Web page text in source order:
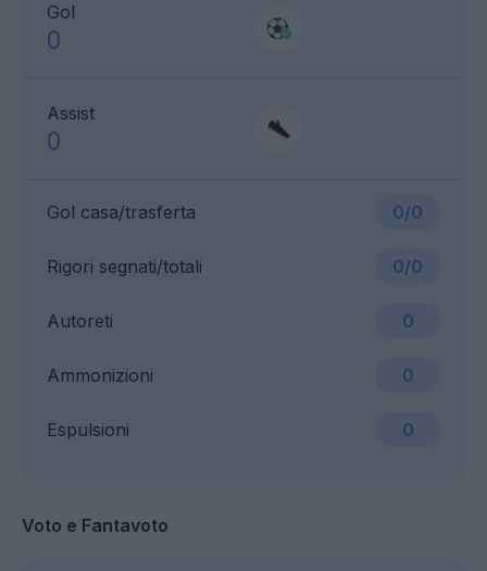
Gol
0
Assist
0
Gol casa/trasferta 0/0
Ammonizioni 0
Rigori segnati/totali 0/0
Espulsioni 0
Autoreti 0
Voto e Fantavoto